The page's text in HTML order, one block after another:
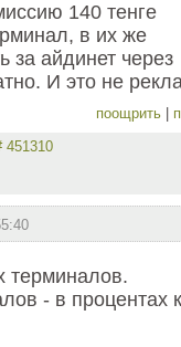
140 тенге
в их же
за айдинет через
И это не
поощрить
451310
терминалов.
- в процентах к